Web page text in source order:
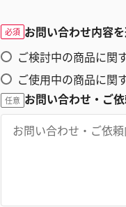
必須 お問い合わせ内容
ご検討中の商品に関
ご使用中の商品に関
任意 お問い合わせ・ご